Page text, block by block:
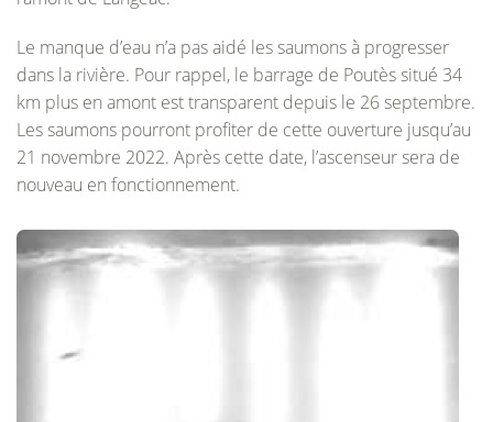
Le manque d’eau n’a pas aidé les saumons à progresser
dans la rivière. Pour rappel, le barrage de Poutès situé 34
km plus en amont est transparent depuis le 26 septembre.
Les saumons pourront profiter de cette ouverture jusqu’au
21 novembre 2022. Après cette date, l’ascenseur sera de
nouveau en fonctionnement.